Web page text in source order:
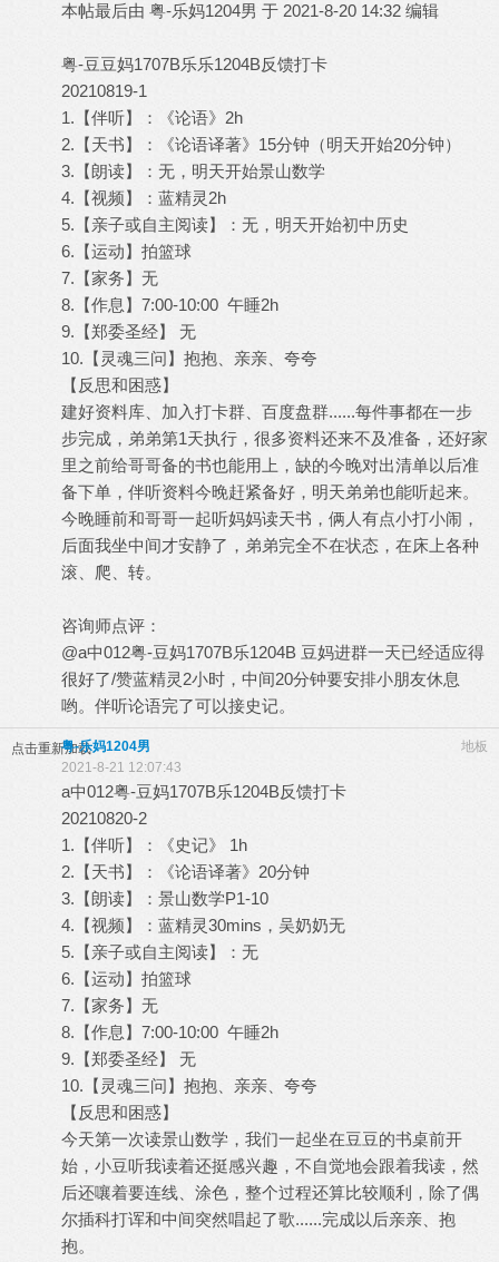
本帖最后由 粤-乐妈1204男 于 2021-8-20 14:32 编辑
粤-豆豆妈1707B乐乐1204B反馈打卡
20210819-1
1.【伴听】：《论语》2h
2.【天书】：《论语译著》15分钟（明天开始20分钟）
3.【朗读】：无，明天开始景山数学
4.【视频】：蓝精灵2h
5.【亲子或自主阅读】：无，明天开始初中历史
6.【运动】拍篮球
7.【家务】无
8.【作息】7:00-10:00 午睡2h
9.【郑委圣经】 无
10.【灵魂三问】抱抱、亲亲、夸夸
【反思和困惑】
建好资料库、加入打卡群、百度盘群......每件事都在一步
步完成，弟弟第1天执行，很多资料还来不及准备，还好家
里之前给哥哥备的书也能用上，缺的今晚对出清单以后准
备下单，伴听资料今晚赶紧备好，明天弟弟也能听起来。
今晚睡前和哥哥一起听妈妈读天书，俩人有点小打小闹，
后面我坐中间才安静了，弟弟完全不在状态，在床上各种
滚、爬、转。
咨询师点评：
@a中012粤-豆妈1707B乐1204B 豆妈进群一天已经适应得
很好了/赞蓝精灵2小时，中间20分钟要安排小朋友休息
哟。伴听论语完了可以接史记。
点击重新加载 地板
粤-乐妈1204男
2021-8-21 12:07:43
a中012粤-豆妈1707B乐1204B反馈打卡
20210820-2
1.【伴听】：《史记》 1h
2.【天书】：《论语译著》20分钟
3.【朗读】：景山数学P1-10
4.【视频】：蓝精灵30mins，吴奶奶无
5.【亲子或自主阅读】：无
6.【运动】拍篮球
7.【家务】无
8.【作息】7:00-10:00 午睡2h
9.【郑委圣经】 无
10.【灵魂三问】抱抱、亲亲、夸夸
【反思和困惑】
今天第一次读景山数学，我们一起坐在豆豆的书桌前开
始，小豆听我读着还挺感兴趣，不自觉地会跟着我读，然
后还嚷着要连线、涂色，整个过程还算比较顺利，除了偶
尔插科打诨和中间突然唱起了歌......完成以后亲亲、抱
抱。